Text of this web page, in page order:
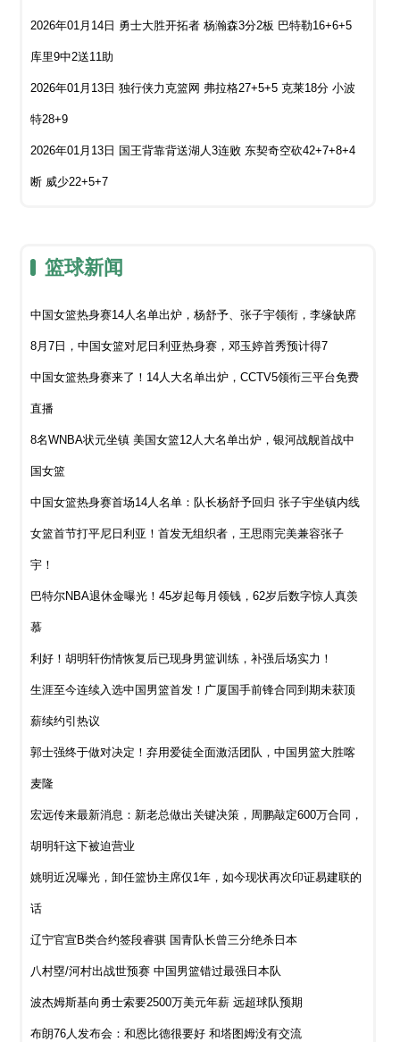
2026年01月14日 勇士大胜开拓者 杨瀚森3分2板 巴特勒16+6+5
库里9中2送11助
2026年01月13日 独行侠力克篮网 弗拉格27+5+5 克莱18分 小波
特28+9
2026年01月13日 国王背靠背送湖人3连败 东契奇空砍42+7+8+4
断 威少22+5+7
篮球新闻
中国女篮热身赛14人名单出炉，杨舒予、张子宇领衔，李缘缺席
8月7日，中国女篮对尼日利亚热身赛，邓玉婷首秀预计得7
中国女篮热身赛来了！14人大名单出炉，CCTV5领衔三平台免费
直播
8名WNBA状元坐镇 美国女篮12人大名单出炉，银河战舰首战中
国女篮
中国女篮热身赛首场14人名单：队长杨舒予回归 张子宇坐镇内线
女篮首节打平尼日利亚！首发无组织者，王思雨完美兼容张子
宇！
巴特尔NBA退休金曝光！45岁起每月领钱，62岁后数字惊人真羡
慕
利好！胡明轩伤情恢复后已现身男篮训练，补强后场实力！
生涯至今连续入选中国男篮首发！广厦国手前锋合同到期未获顶
薪续约引热议
郭士强终于做对决定！弃用爱徒全面激活团队，中国男篮大胜喀
麦隆
宏远传来最新消息：新老总做出关键决策，周鹏敲定600万合同，
胡明轩这下被迫营业
姚明近况曝光，卸任篮协主席仅1年，如今现状再次印证易建联的
话
辽宁官宣B类合约签段睿骐 国青队长曾三分绝杀日本
八村塁/河村出战世预赛 中国男篮错过最强日本队
波杰姆斯基向勇士索要2500万美元年薪 远超球队预期
布朗76人发布会：和恩比德很要好 和塔图姆没有交流